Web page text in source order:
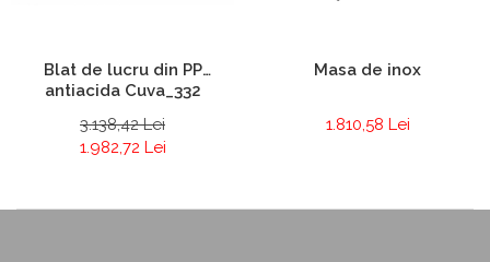
Blat de lucru din PP
antiacida Cuva_332
3.138,42 Lei
1.982,72 Lei
Masa de inox
1.810,58 Lei